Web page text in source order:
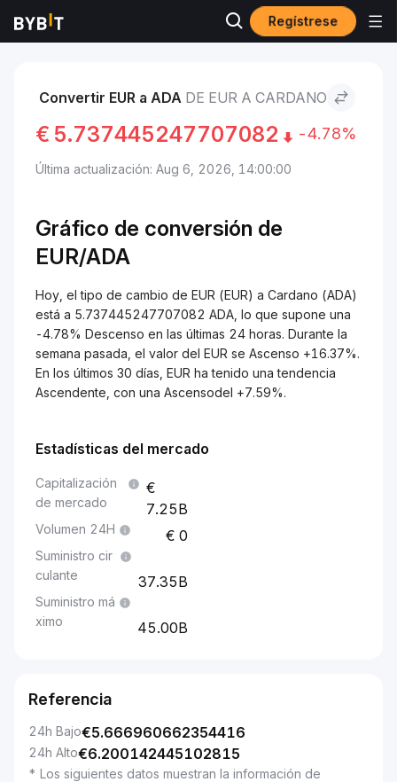
Regístrese
Mercados Precio de Cardano ADA EUR to Cardano
Convertir EUR a ADA DE EUR A CARDANO
€ 5.737445247707082 -4.78%
Última actualización: Aug 6, 2026, 14:00:00
Gráfico de conversión de
EUR/ADA
Hoy, el tipo de cambio de EUR (EUR) a Cardano (ADA)
está a 5.737445247707082 ADA, lo que supone una
-4.78% Descenso en las últimas 24 horas. Durante la
semana pasada, el valor del EUR se Ascenso +16.37%.
En los últimos 30 días, EUR ha tenido una tendencia
Ascendente, con una Ascensodel +7.59%.
Estadísticas del mercado
Capitalización
de mercado
7.25B
Volumen 24H 0
Suministro cir
culante
37.35B
Suministro má
ximo
45.00B
Referencia
24h Bajo€5.666960662354416
24h Alto€6.200142445102815
* Los siguientes datos muestran la información de